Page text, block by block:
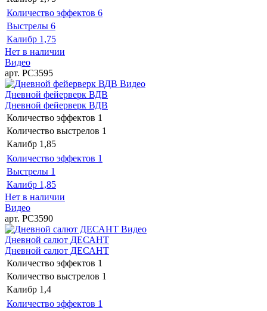
Количество эффектов 6
Выстрелы 6
Калибр 1,75
Нет в наличии
Видео
арт. РС3595
Видео
Дневной фейерверк ВДВ
Дневной фейерверк ВДВ
Количество эффектов 1
Количество выстрелов 1
Калибр 1,85
Количество эффектов 1
Выстрелы 1
Калибр 1,85
Нет в наличии
Видео
арт. РС3590
Видео
Дневной салют ДЕСАНТ
Дневной салют ДЕСАНТ
Количество эффектов 1
Количество выстрелов 1
Калибр 1,4
Количество эффектов 1